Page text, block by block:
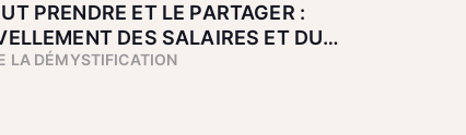
PRENDRE ET LE PARTAGER :
DES SALAIRES ET DU
LA DÉMYSTIFICATION